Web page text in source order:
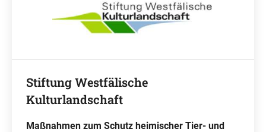
Stiftung Westfälische
Kulturlandschaft
Maßnahmen zum Schutz heimischer Tier- und